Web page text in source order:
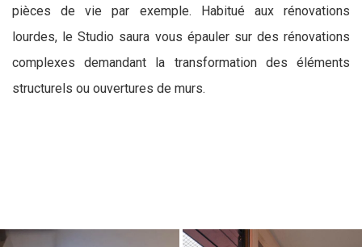
pièces de vie par exemple. Habitué aux rénovations
lourdes, le Studio saura vous épauler sur des rénovations
complexes demandant la transformation des éléments
structurels ou ouvertures de murs.